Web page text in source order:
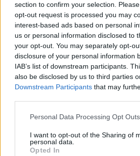
section to confirm your selection.
opt-out request is processed you may
interest-based ads based on personal
us or personal information disclosed to
your opt-out. You may separately opt-
disclosure of your personal information
IAB’s list of downstream participants.
also be disclosed by us to third parties
Downstream Participants that may
Personal Data Processing Opt Outs
I want to opt-out of the Sharing of
personal data.
Opted In
RICERCA E TERAPIE INNOVATIVE
Gruppo San Raffaele di
sempre più internazionale
10/12/2017
INVENZIONI E BUSINESS
anche il vento
07/12/2017